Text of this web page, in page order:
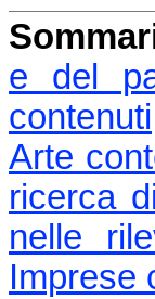
e del
contenuti
Arte
ricerca
nelle
Imprese